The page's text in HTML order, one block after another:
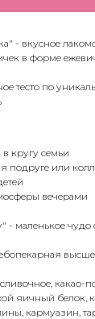
- вкусное
в форме
тесто по
кругу семьи
подруге или
вечерами
- маленькое
какао-
яичный белок,
кармуазин,